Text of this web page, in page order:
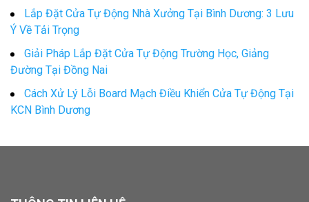
Lắp Đặt Cửa Tự Động Nhà Xưởng Tại Bình Dương: 3 Lưu
Ý Về Tải Trọng
Giải Pháp Lắp Đặt Cửa Tự Động Trường Học, Giảng
Đường Tại Đồng Nai
Cách Xử Lý Lỗi Board Mạch Điều Khiển Cửa Tự Động Tại
KCN Bình Dương